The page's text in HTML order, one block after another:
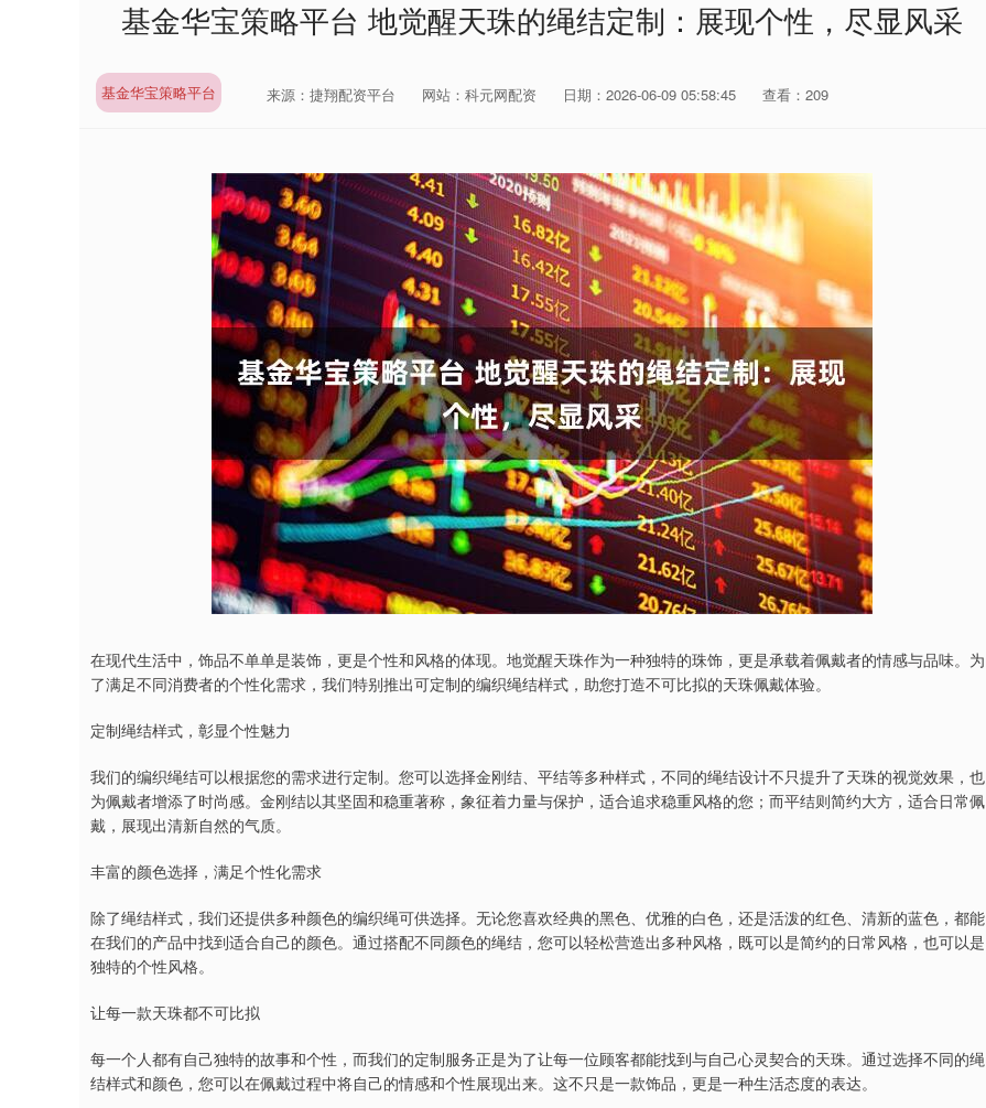
基金华宝策略平台 地觉醒天珠的绳结定制：展现个性，尽显风采
基金华宝策略平台 来源：捷翔配资平台 网站：科元网配资 日期：2026-06-09 05:58:45 查看：209
在现代生活中，饰品不单单是装饰，更是个性和风格的体现。地觉醒天珠作为一种独特的珠饰，更是承载着佩戴者的情感与品味。为
了满足不同消费者的个性化需求，我们特别推出可定制的编织绳结样式，助您打造不可比拟的天珠佩戴体验。
定制绳结样式，彰显个性魅力
我们的编织绳结可以根据您的需求进行定制。您可以选择金刚结、平结等多种样式，不同的绳结设计不只提升了天珠的视觉效果，也
为佩戴者增添了时尚感。金刚结以其坚固和稳重著称，象征着力量与保护，适合追求稳重风格的您；而平结则简约大方，适合日常佩
戴，展现出清新自然的气质。
丰富的颜色选择，满足个性化需求
除了绳结样式，我们还提供多种颜色的编织绳可供选择。无论您喜欢经典的黑色、优雅的白色，还是活泼的红色、清新的蓝色，都能
在我们的产品中找到适合自己的颜色。通过搭配不同颜色的绳结，您可以轻松营造出多种风格，既可以是简约的日常风格，也可以是
独特的个性风格。
让每一款天珠都不可比拟
每一个人都有自己独特的故事和个性，而我们的定制服务正是为了让每一位顾客都能找到与自己心灵契合的天珠。通过选择不同的绳
结样式和颜色，您可以在佩戴过程中将自己的情感和个性展现出来。这不只是一款饰品，更是一种生活态度的表达。